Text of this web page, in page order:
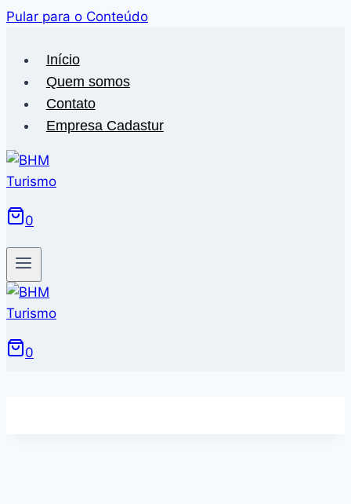
Pular para o Conteúdo
Início
Quem somos
Contato
Empresa Cadastur
0
0